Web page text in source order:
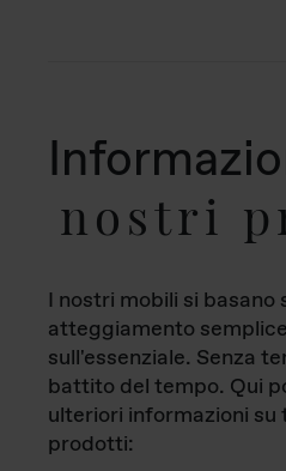
nostri
I nostri mobili si basano
atteggiamento
sull'essenziale. Senza
battito del tempo. Qui
ulteriori informazioni su
prodotti: